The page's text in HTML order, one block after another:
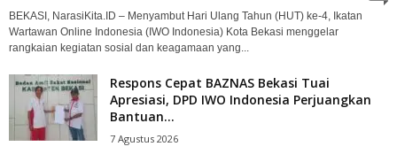
BEKASI, NarasiKita.ID – Menyambut Hari Ulang Tahun (HUT) ke-4, Ikatan
Wartawan Online Indonesia (IWO Indonesia) Kota Bekasi menggelar
rangkaian kegiatan sosial dan keagamaan yang...
Respons Cepat BAZNAS Bekasi Tuai
Apresiasi, DPD IWO Indonesia Perjuangkan
Bantuan...
7 Agustus 2026